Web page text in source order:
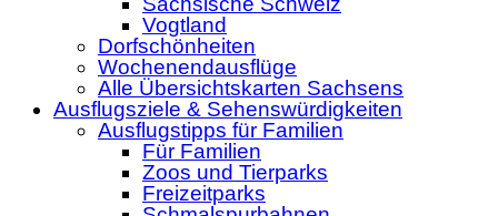
Vogtland
Dorfschönheiten
Wochenendausflüge
Alle Übersichtskarten Sachsens
Ausflugsziele & Sehenswürdigkeiten
Ausflugstipps für Familien
Für Familien
Zoos und Tierparks
Freizeitparks